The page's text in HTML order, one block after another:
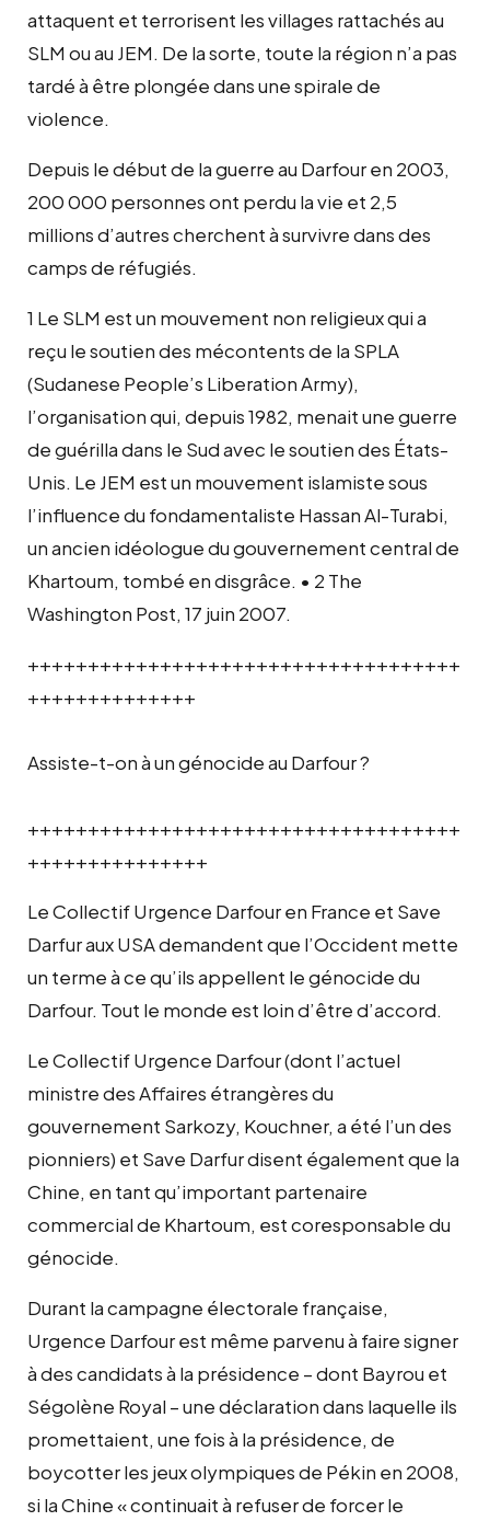
attaquent et terrorisent les villages rattachés au
SLM ou au JEM. De la sorte, toute la région n’a pas
tardé à être plongée dans une spirale de
violence.
Depuis le début de la guerre au Darfour en 2003,
200 000 personnes ont perdu la vie et 2,5
millions d’autres cherchent à survivre dans des
camps de réfugiés.
1 Le SLM est un mouvement non religieux qui a
reçu le soutien des mécontents de la SPLA
(Sudanese People’s Liberation Army),
l’organisation qui, depuis 1982, menait une guerre
de guérilla dans le Sud avec le soutien des États-
Unis. Le JEM est un mouvement islamiste sous
l’influence du fondamentaliste Hassan Al-Turabi,
un ancien idéologue du gouvernement central de
Khartoum, tombé en disgrâce. • 2 The
Washington Post, 17 juin 2007.
++++++++++++++++++++++++++++++++++++
++++++++++++++
Assiste-t-on à un génocide au Darfour ?
++++++++++++++++++++++++++++++++++++
+++++++++++++++
Le Collectif Urgence Darfour en France et Save
Darfur aux USA demandent que l’Occident mette
un terme à ce qu’ils appellent le génocide du
Darfour. Tout le monde est loin d’être d’accord.
Le Collectif Urgence Darfour (dont l’actuel
ministre des Affaires étrangères du
gouvernement Sarkozy, Kouchner, a été l’un des
pionniers) et Save Darfur disent également que la
Chine, en tant qu’important partenaire
commercial de Khartoum, est coresponsable du
génocide.
Durant la campagne électorale française,
Urgence Darfour est même parvenu à faire signer
à des candidats à la présidence – dont Bayrou et
Ségolène Royal – une déclaration dans laquelle ils
promettaient, une fois à la présidence, de
boycotter les jeux olympiques de Pékin en 2008,
si la Chine « continuait à refuser de forcer le